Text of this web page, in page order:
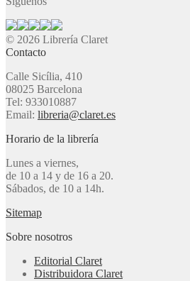
© 2026 Librería Claret
Contacto
Calle Sicília, 410
08025 Barcelona
Tel: 933010887
Email: libreria@claret.es
Horario de la librería
Lunes a viernes,
de 10 a 14 y de 16 a 20.
Sábados, de 10 a 14h.
Sitemap
Sobre nosotros
Editorial Claret
Distribuidora Claret